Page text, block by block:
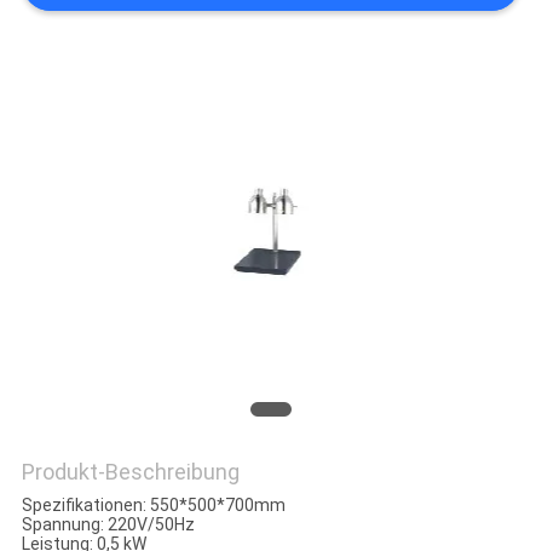
TRETEN
VR
SITEMAP
Produkt-Beschreibung
Spezifikationen: 550*500*700mm
Spannung: 220V/50Hz
Leistung: 0,5 kW